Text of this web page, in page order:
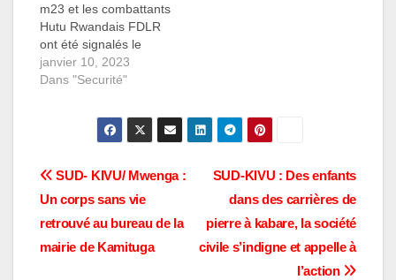
m23 et les combattants
Hutu Rwandais FDLR
ont été signalés le
matin de ce mardi 10
janvier vers KASALI
BAMBO. Depuis le
village de KIRUMBA,
les éléments du m23
environs de trois
kilomètre de KASALI,
une…
janvier 10, 2023
Dans "Securité"
Navigation
de
l’article
SUD-KIVU : Des enfants
dans des carrières de
pierre à kabare, la société
civile s’indigne et appelle à
l’action
SUD- KIVU/ Mwenga :
Un corps sans vie
retrouvé au bureau de la
mairie de Kamituga